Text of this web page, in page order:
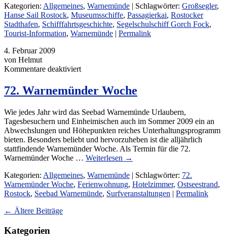
Kategorien: Allgemeines, Warnemünde | Schlagwörter: Großsegler,
Hanse Sail Rostock, Museumsschiffe, Passagierkai, Rostocker
Stadthafen, Schifffahrtsgeschichte, Segelschulschiff Gorch Fock,
Tourist-Information, Warnemünde | Permalink
4. Februar 2009
von Helmut
Kommentare deaktiviertfür
Warnemünder
Woche
72. Warnemünder Woche
Wie jedes Jahr wird das Seebad Warnemünde Urlaubern,
Tagesbesuchern und Einheimischen auch im Sommer 2009 ein an
Abwechslungen und Höhepunkten reiches Unterhaltungsprogramm
bieten. Besonders beliebt und hervorzuheben ist die alljährlich
stattfindende Warnemünder Woche. Als Termin für die 72.
Warnemünder Woche … Weiterlesen →
Kategorien: Allgemeines, Warnemünde | Schlagwörter: 72.
Warnemünder Woche, Ferienwohnung, Hotelzimmer, Ostseestrand,
Rostock, Seebad Warnemünde, Surfveranstaltungen | Permalink
← Ältere Beiträge
Kategorien